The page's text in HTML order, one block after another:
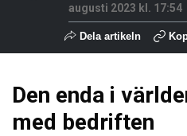
augusti 2023 kl. 17:54
Dela artikeln
Den enda i
med bedriften